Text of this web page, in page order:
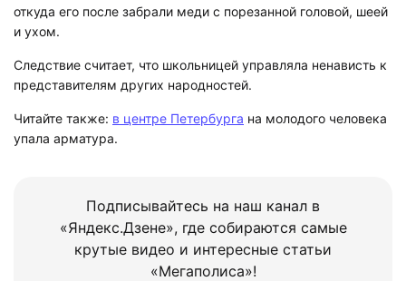
откуда его после забрали меди с порезанной головой, шеей
и ухом.
Следствие считает, что школьницей управляла ненависть к
представителям других народностей.
Читайте также: в центре Петербурга на молодого человека
упала арматура.
Подписывайтесь на наш канал в
«Яндекс.Дзене», где собираются самые
крутые видео и интересные статьи
«Мегаполиса»!